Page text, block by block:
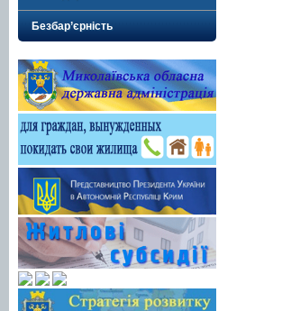
Безбар’єрність